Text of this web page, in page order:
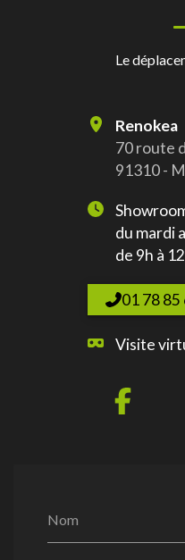
Le
Nom
Renokea
70 route
91310 -
du mardi
de 9h à
01 78 85
Visite